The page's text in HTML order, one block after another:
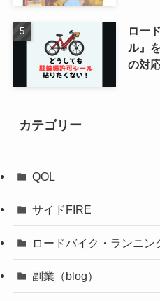
ロー
ル』
の対
カテゴリー
QOL
サイドFIRE
ロードバイク・ランニン
副業（blog）